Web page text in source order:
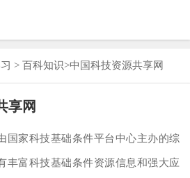
> 百科知识>中国科技资源共享网
享网
国家科技基础条件平台中心主办的综
丰富科技基础条件资源信息和强大应